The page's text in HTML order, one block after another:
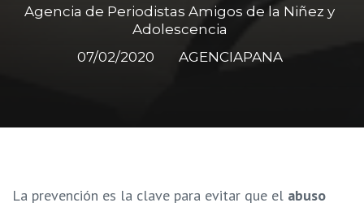
Agencia de Periodistas Amigos de la Niñez y
Adolescencia
07/02/2020 AGENCIAPANA
La prevención es la clave para evitar que el abuso